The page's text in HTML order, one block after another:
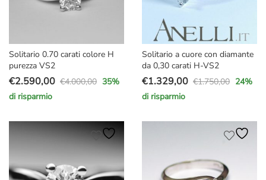
Solitario 0.70 carati colore H
purezza VS2
€4.000,00
Il
prezzo
era:
€2.590,00
Il
prezzo
è:
35%
di risparmio
Solitario a cuore con diamante
da 0,30 carati H-VS2
€1.750,00
Il
prezzo
€1.329,00
Il
prezzo
24%
di risparmio